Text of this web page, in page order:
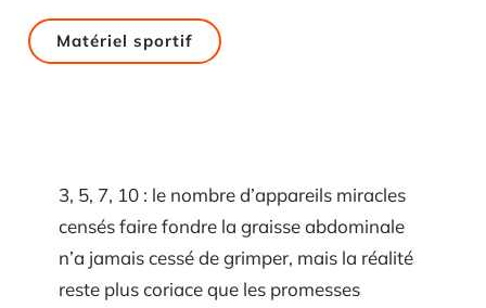
Matériel sportif
3, 5, 7, 10 : le nombre d’appareils miracles
censés faire fondre la graisse abdominale
n’a jamais cessé de grimper, mais la réalité
reste plus coriace que les promesses